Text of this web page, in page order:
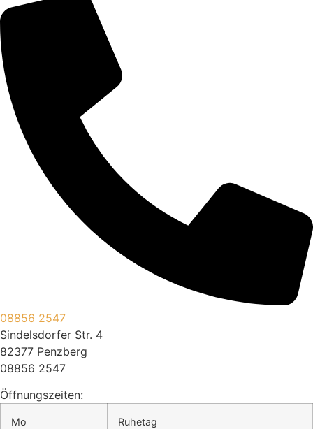
08856 2547
Sindelsdorfer Str. 4
82377 Penzberg
08856 2547
Öffnungszeiten:
Mo Ruhetag